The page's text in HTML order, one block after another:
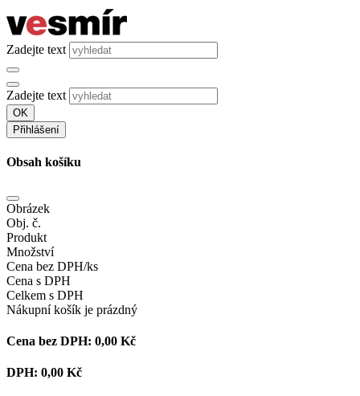
Zadejte text
Zadejte text
OK
Přihlášení
Obsah košíku
Obrázek
Obj. č.
Produkt
Množství
Cena bez DPH/ks
Cena s DPH
Celkem s DPH
Nákupní košík je prázdný
Cena bez DPH: 0,00 Kč
DPH: 0,00 Kč